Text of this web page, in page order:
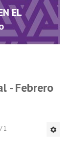
EL
- Febrero